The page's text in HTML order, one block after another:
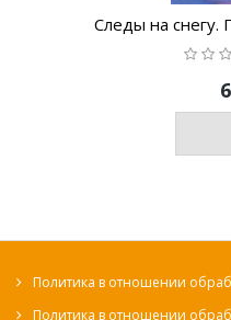
Следы на
Политика в отношении
Политика в отношении